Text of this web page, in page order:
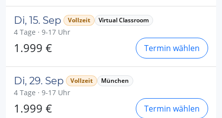
Di, 15. Sep Vollzeit Virtual Classroom
4 Tage · 9-17 Uhr
1.999 € Termin wählen
Di, 29. Sep Vollzeit München
4 Tage · 9-17 Uhr
1.999 € Termin wählen